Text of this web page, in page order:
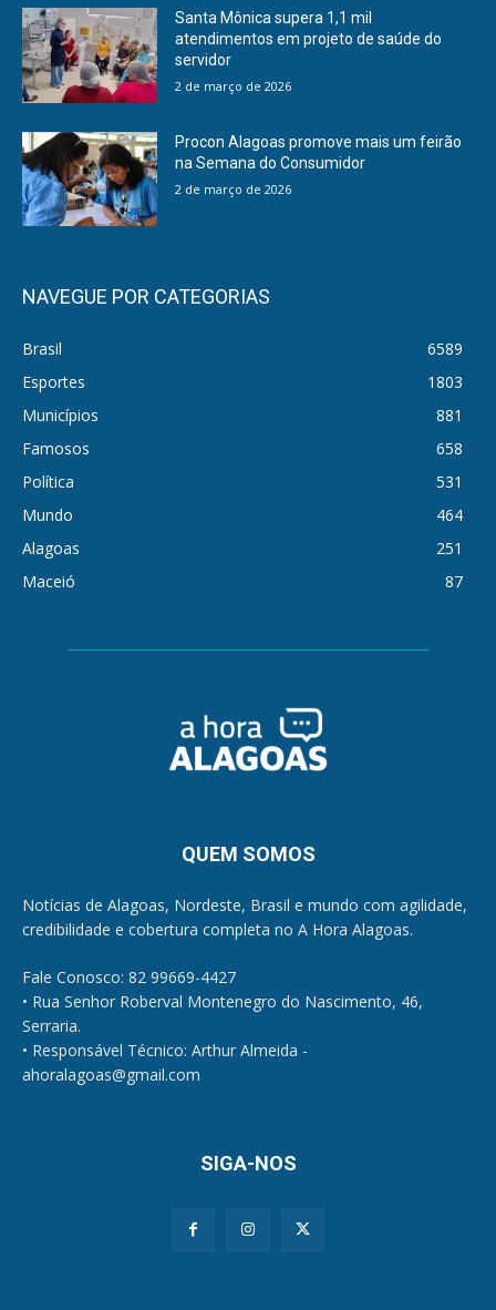
Santa Mônica supera 1,1 mil
atendimentos em projeto de saúde do
servidor
2 de março de 2026
Procon Alagoas promove mais um feirão
na Semana do Consumidor
2 de março de 2026
NAVEGUE POR CATEGORIAS
Brasil
6589
Esportes
1803
Municípios
881
Famosos
658
Política
531
Mundo
464
Alagoas
251
Maceió
87
QUEM SOMOS
Notícias de Alagoas, Nordeste, Brasil e mundo com agilidade,
credibilidade e cobertura completa no A Hora Alagoas.
Fale Conosco: 82 99669-4427
• Rua Senhor Roberval Montenegro do Nascimento, 46,
Serraria.
• Responsável Técnico: Arthur Almeida -
ahoralagoas@gmail.com
SIGA-NOS